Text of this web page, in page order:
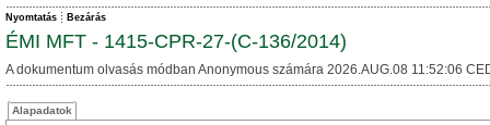
Nyomtatás Bezárás
ÉMI MFT - 1415-CPR-27-(C-136/2014)
A dokumentum olvasás módban Anonymous számára 2026.AUG.08 11:52:06
Alapadatok